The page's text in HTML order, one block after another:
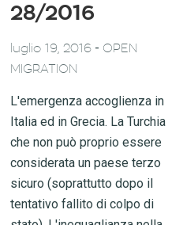
28/2016
luglio 19, 2016 - OPEN
MIGRATION
L'emergenza accoglienza in
Italia ed in Grecia. La Turchia
che non può proprio essere
considerata un paese terzo
sicuro (soprattutto dopo il
tentativo fallito di colpo di